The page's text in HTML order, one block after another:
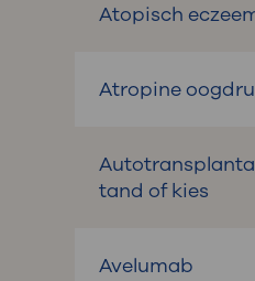
Atopisch
Atropine
tand of kies
Avelumab